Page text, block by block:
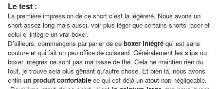
Le test :
La première impression de ce short c'est la légèreté. Nous avons un
short assez long mais aussi, voir plus léger que certains shorts racer et
celui-ci intègre un vrai boxer.
D'ailleurs, commençons par parler de ce boxer intégré qui est sans
couture et qui fait un peu office de cuissard. Généralement les slips ou
boxer intégrés ne sont pas ma tasse de thé. Cela ne maintien rien du
tout, je trouve cela plus gênant qu'autre chose. Et bien là, nous avons
enfin un produit confortable ce qui est déjà un atout non négligeable.